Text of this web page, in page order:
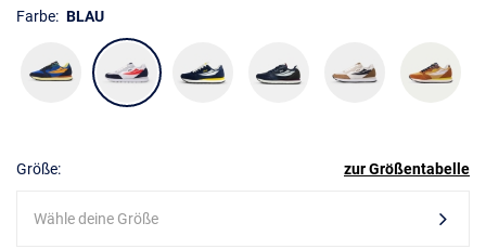
Farbe: BLAU
Größe: zur Größentabelle
Wähle deine Größe